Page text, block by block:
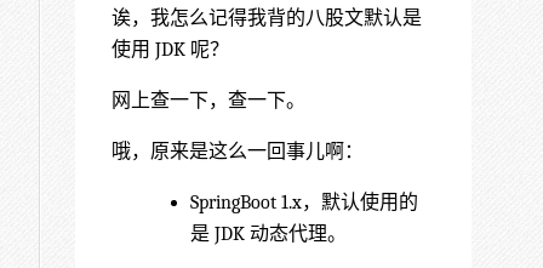
诶，我怎么记得我背的八股文默认是
使用 JDK 呢？
网上查一下，查一下。
哦，原来是这么一回事儿啊：
SpringBoot 1.x，默认使用的
是 JDK 动态代理。